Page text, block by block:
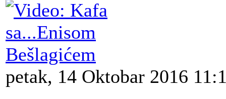
petak, 14 Oktobar 2016